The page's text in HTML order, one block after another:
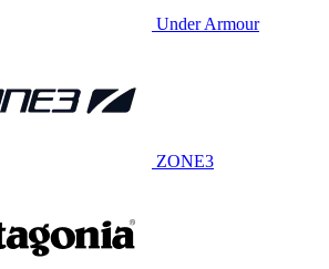
Under Armour
ZONE3